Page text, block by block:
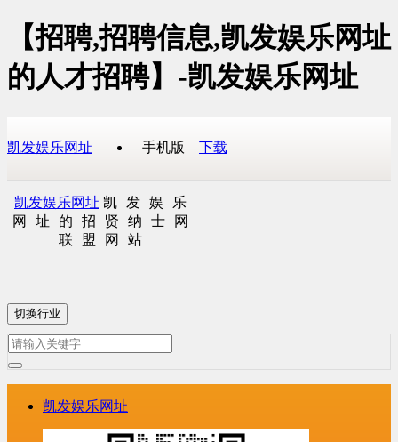
【招聘,招聘信息,凯发娱乐网址
的人才招聘】-凯发娱乐网址
凯发娱乐网址 手机版 下载
凯发娱乐网址 凯发娱乐
网址的招贤纳士网
联盟网站
切换行业
凯发娱乐网址